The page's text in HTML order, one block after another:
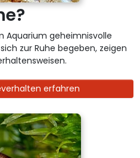
Aquarium geheimnisvolle
zur Ruhe begeben, zeigen
erfahren